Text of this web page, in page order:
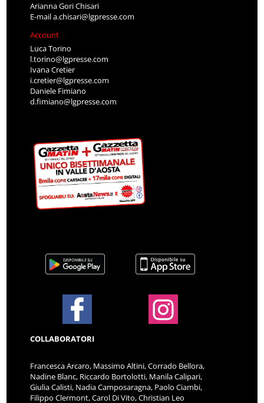
Arianna Gori Chisari
E-maila.chisari@lgpresse.com
Account
Luca Torino
l.torino@lgpresse.com
Ivana Cretier
i.cretier@lgpresse.com
Daniele Fimiano
d.fimiano@lgpresse.com
COLLABORATORI
Francesca Arcaro, Massimo Altini, Corrado Bellora,
Nadine Blanc, Riccardo Bortolotti, Manila Calipari,
Giulia Calisti, Nadia Camposaragna, Paolo Ciambi,
Filippo Clermont, Carol Di Vito, Christian Leo